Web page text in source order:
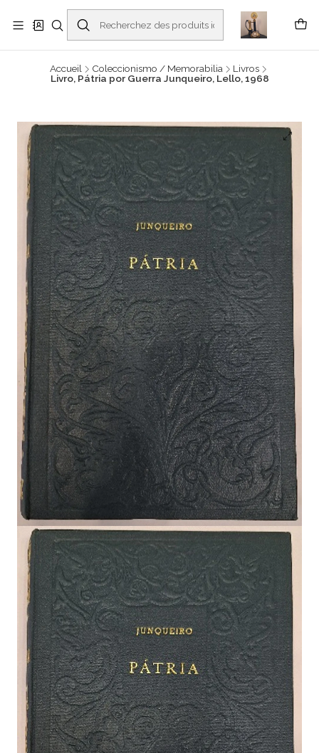
Buscantiguidades - Leilões. Colecionismo e antiguidades em Viana do
Castelo -
En savoir plus
Accueil Coleccionismo / Memorabilia
Livros
Livro, Pátria por Guerra Junqueiro, Lello, 1968